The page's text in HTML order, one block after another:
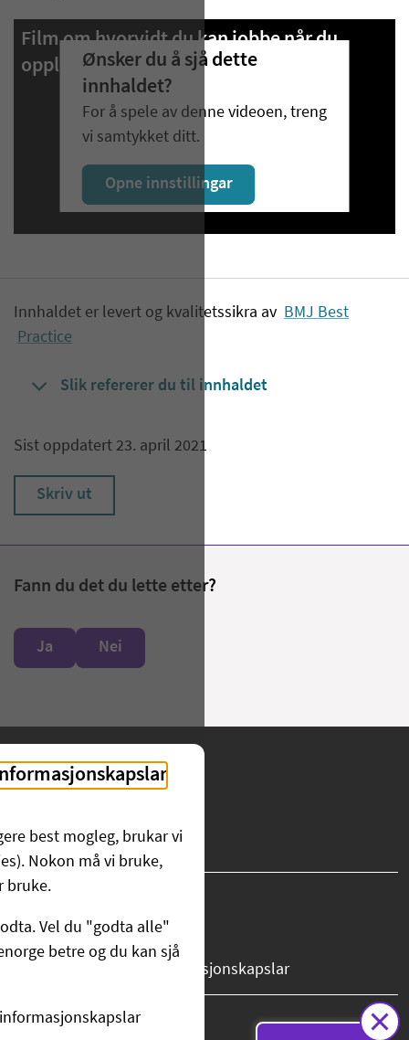
Film om hvorvidt du kan jobbe når du
opplever skuldersmerter.
Ønsker du å sjå dette
innhaldet?
For å spele av denne videoen, treng
vi samtykket ditt.
Opne innstillingar
Innhaldet er levert og kvalitetssikra av BMJ Best
Practice
Slik refererer du til innhaldet
Sist oppdatert 23. april 2021
Skriv ut
Fann du det du lette etter?
Ja Nei